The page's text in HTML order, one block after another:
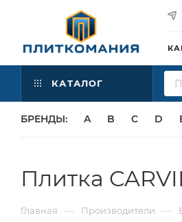
КАТАЛОГ
БРЕНДЫ: A B C D
Плитка
Главная — Производители —